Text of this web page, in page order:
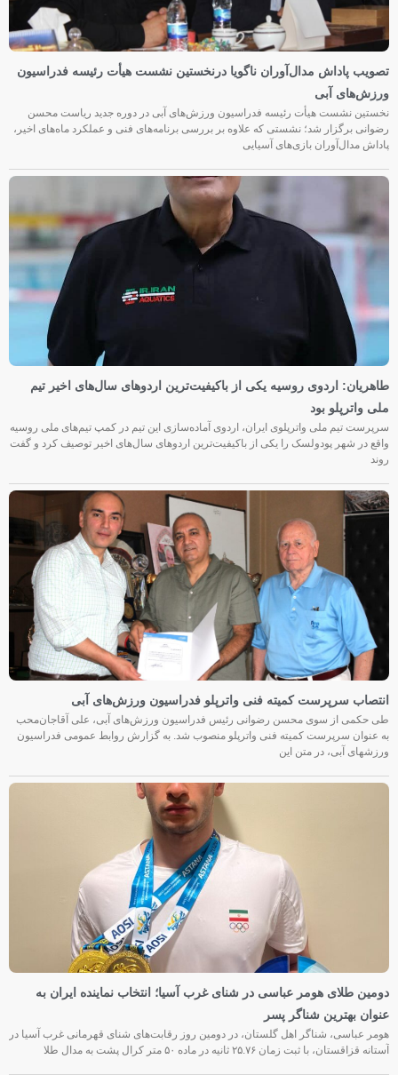
تصویب پاداش مدال‌آوران ناگویا درنخستین نشست هیأت رئیسه فدراسیون
ورزش‌های آبی
نخستین نشست هیأت رئیسه فدراسیون ورزش‌های آبی در دوره جدید ریاست محسن
رضوانی برگزار شد؛ نشستی که علاوه بر بررسی برنامه‌های فنی و عملکرد ماه‌های اخیر،
پاداش مدال‌آوران بازی‌های آسیایی
طاهریان: اردوی روسیه یکی از باکیفیت‌ترین اردوهای سال‌های اخیر تیم
ملی واترپلو بود
سرپرست تیم ملی واترپلوی ایران، اردوی آماده‌سازی این تیم در کمپ تیم‌های ملی روسیه
واقع در شهر پودولسک را یکی از باکیفیت‌ترین اردوهای سال‌های اخیر توصیف کرد و گفت
روند
انتصاب سرپرست کمیته فنی واترپلو فدراسیون ورزش‌های آبی
طی حکمی از سوی محسن رضوانی رئیس فدراسیون ورزش‌های آبی، علی آقاجان‌محب
به عنوان سرپرست کمیته فنی واترپلو منصوب شد. به گزارش روابط عمومی فدراسیون
ورزشهای آبی، در متن این
دومین طلای هومر عباسی در شنای غرب آسیا؛ انتخاب نماینده ایران به
عنوان بهترین شناگر پسر
هومر عباسی، شناگر اهل گلستان، در دومین روز رقابت‌های شنای قهرمانی غرب آسیا در
آستانه قزاقستان، با ثبت زمان ۲۵.۷۶ ثانیه در ماده ۵۰ متر کرال پشت به مدال طلا